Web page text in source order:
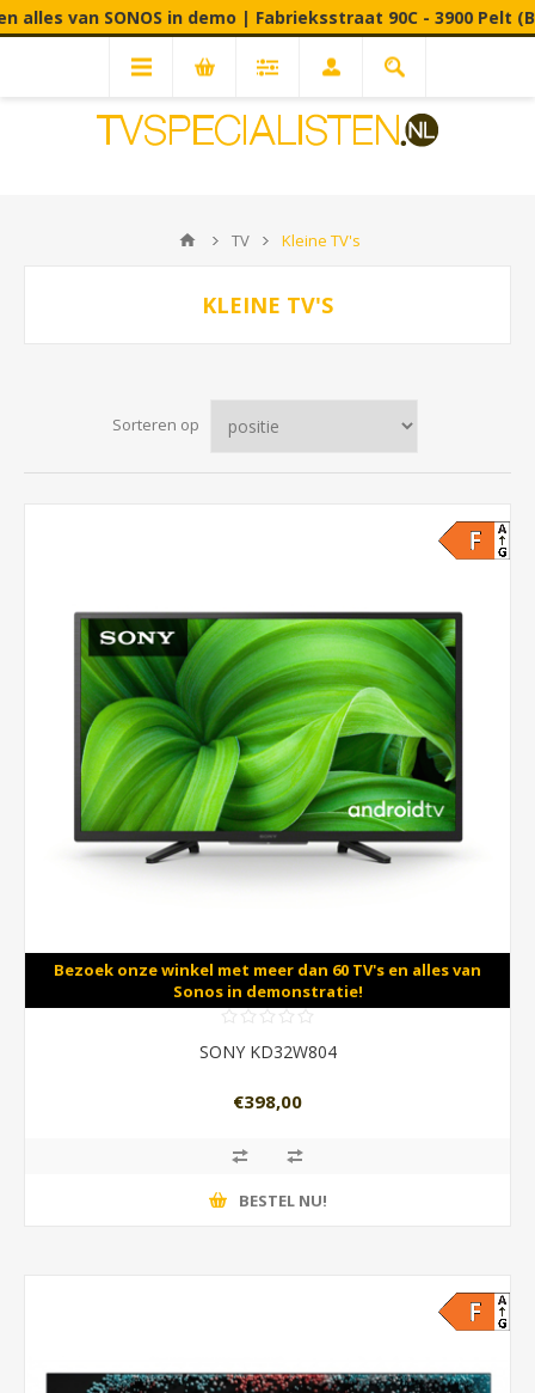
SONOS in demo | Fabrieksstraat 90C - 3900 Pelt (B) Op
TV Kleine TV's
KLEINE TV'S
Sorteren op
Bezoek onze winkel met meer dan 60 TV's en alles van
Sonos in demonstratie!
SONY KD32W804
€398,00
BESTEL NU!